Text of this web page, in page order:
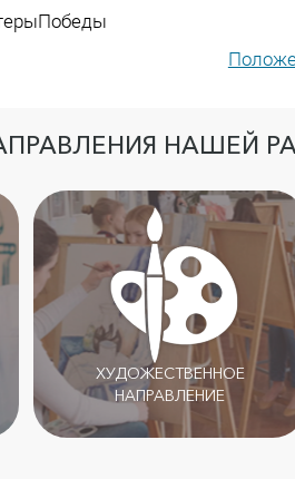
НАШЕЙ
ХУДОЖЕСТВЕННОЕ
НАПРАВЛЕНИЕ